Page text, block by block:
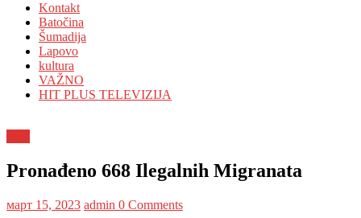
Kontakt
Batočina
Šumadija
Lapovo
kultura
VAŽNO
HIT PLUS TELEVIZIJA
Pronađeno 668 Ilegalnih Migranata
март 15, 2023 admin 0 Comments